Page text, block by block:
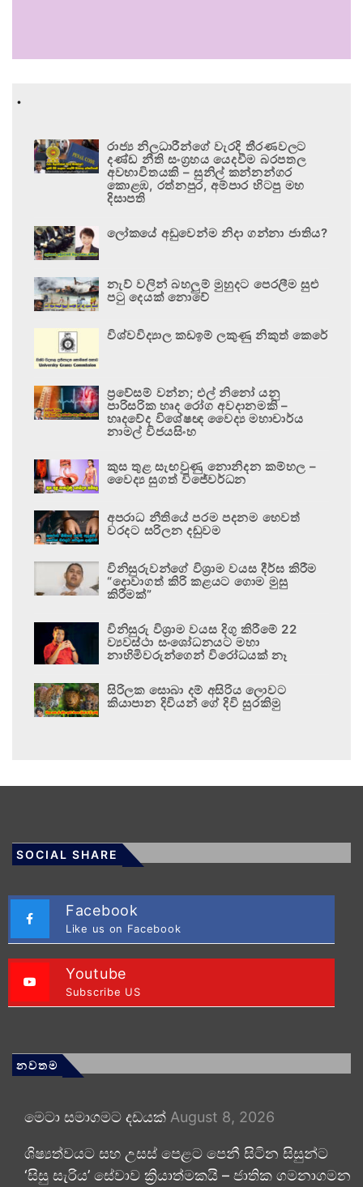
.
රාජ්‍ය නිලධාරීන්ගේ වැරදි තීරණවලට
දණ්ඩ නීති සංග්‍රහය යෙදවීම බරපතල
අවභාවිතයකි – සුනිල් කන්නන්ගර
කොළඹ, රත්නපුර, අම්පාර හිටපු මහ
දිසාපති
ලෝකයේ අඩුවෙන්ම නිදා ගන්නා ජාතිය?
නැව් වලින් බහලුම් මුහුදට පෙරලීම සුළු
පටු දෙයක් නොවේ
විශ්වවිද්‍යාල කඩඉම් ලකුණු නිකුත් කෙරේ
ප්‍රවේසම් වන්න; එල් නිනෝ යනු
පාරිසරික හෘද රෝග අවදානමකි –
හෘදවේද විශේෂඥ වෛද්‍ය මහාචාර්ය
නාමල් විජයසිංහ
කුස තුළ සැඟවුණු නොනිදන කම්හල –
වෛද්‍ය සුගත් විජේවර්ධන
අපරාධ නීතියේ පරම පදනම හෙවත්
වරදට සරිලන දඬුවම
විනිසුරුවන්ගේ විශ්‍රාම වයස දීර්ඝ කිරීම
“දොවාගත් කිරි කළයට ගොම මුසු
කිරීමක්”
විනිසුරු විශ්‍රාම වයස දිගු කිරීමේ 22
ව්‍යවස්ථා සංශෝධනයට මහා
නාහිමිවරුන්ගෙන් විරෝධයක් නෑ
සිරිලක සොබා දම් අසිරිය ලොවට
කියාපාන දිවියන් ගේ දිවි සුරකිමු
SOCIAL SHARE
Facebook
Like us on Facebook
Youtube
Subscribe US
නවතම
මෙටා සමාගමට දඩයක් August 8, 2026
ශිෂ්‍යත්වයට සහ උසස් පෙළට පෙනී සිටින සිසුන්ට
‘සිසු සැරිය’ සේවාව ක්‍රියාත්මකයි – ජාතික ගමනාගමන